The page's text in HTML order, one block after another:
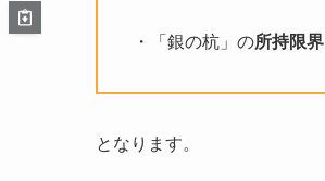
・「銀の杭」の所持限
となります。